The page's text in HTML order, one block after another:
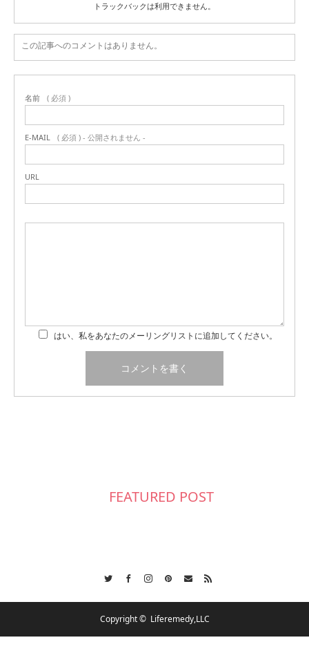
トラックバックは利用できません。
この記事へのコメントはありません。
名前 ( 必須 )
E-MAIL ( 必須 ) - 公開されません -
URL
はい、私をあなたのメーリングリストに追加してください。
FEATURED POST
Copyright © Liferemedy,LLC